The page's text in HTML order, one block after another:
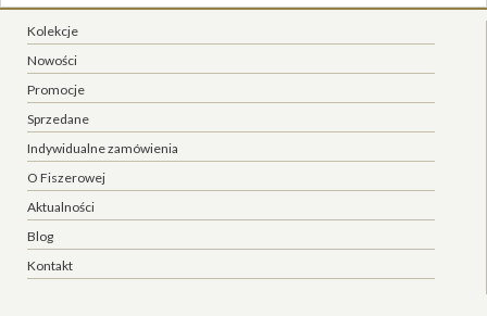
Kolekcje
Nowości
Promocje
Sprzedane
Indywidualne zamówienia
O Fiszerowej
Aktualności
Blog
Kontakt